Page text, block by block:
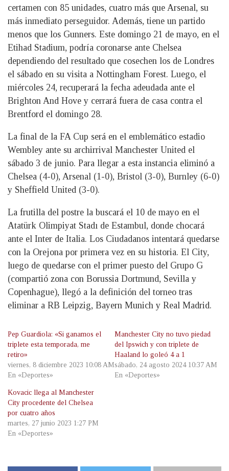
certamen con 85 unidades, cuatro más que Arsenal, su
más inmediato perseguidor. Además, tiene un partido
menos que los Gunners. Este domingo 21 de mayo, en el
Etihad Stadium, podría coronarse ante Chelsea
dependiendo del resultado que cosechen los de Londres
el sábado en su visita a Nottingham Forest. Luego, el
miércoles 24, recuperará la fecha adeudada ante el
Brighton And Hove y cerrará fuera de casa contra el
Brentford el domingo 28.
La final de la FA Cup será en el emblemático estadio
Wembley ante su archirrival Manchester United el
sábado 3 de junio. Para llegar a esta instancia eliminó a
Chelsea (4-0), Arsenal (1-0), Bristol (3-0), Burnley (6-0)
y Sheffield United (3-0).
La frutilla del postre la buscará el 10 de mayo en el
Atatürk Olimpiyat Stadı de Estambul, donde chocará
ante el Inter de Italia. Los Ciudadanos intentará quedarse
con la Orejona por primera vez en su historia. El City,
luego de quedarse con el primer puesto del Grupo G
(compartió zona con Borussia Dortmund, Sevilla y
Copenhague), llegó a la definición del torneo tras
eliminar a RB Leipzig, Bayern Munich y Real Madrid.
Pep Guardiola: «Si ganamos el
triplete esta temporada, me
retiro»
viernes, 8 diciembre 2023 10:08 AM
En «Deportes»
Manchester City no tuvo piedad
del Ipswich y con triplete de
Haaland lo goleó 4 a 1
sábado, 24 agosto 2024 10:37 AM
En «Deportes»
Kovacic llega al Manchester
City procedente del Chelsea
por cuatro años
martes, 27 junio 2023 1:27 PM
En «Deportes»